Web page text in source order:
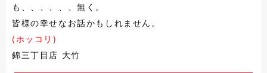
も、、、、、、無く。
皆様の幸せなお話かもしれません。
(ホッコリ)
錦三丁目店 大竹